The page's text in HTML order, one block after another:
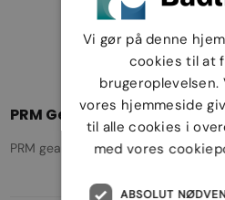
PRM Gear
PRM gear
Vi gør på denne
cookies til at
brugeroplevelsen.
vores hjemmeside
til alle cookies i
med vores
ABSOLUT